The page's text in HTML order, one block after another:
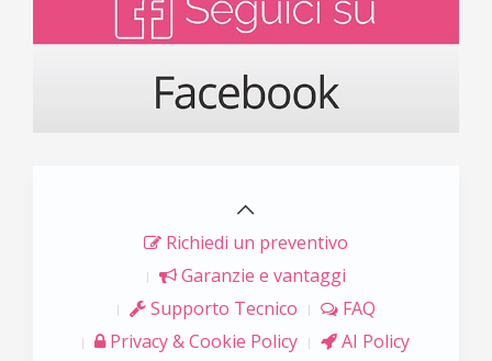
Richiedi un preventivo
Garanzie e vantaggi
Supporto Tecnico
FAQ
Privacy & Cookie Policy
AI Policy